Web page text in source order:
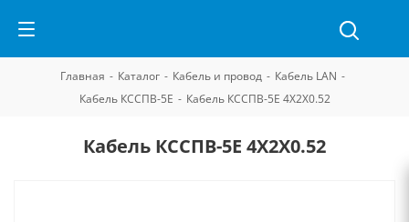
Главная - Каталог - Кабель и провод - Кабель LAN -
Кабель КССПВ-5Е - Кабель КССПВ-5Е 4Х2Х0.52
Кабель КССПВ-5Е 4Х2Х0.52